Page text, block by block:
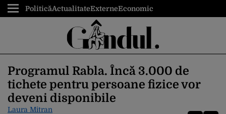
PoliticăActualitateExterneEconomic
Programul Rabla. Încă 3.000 de
tichete pentru persoane fizice vor
deveni disponibile
Laura Mitran